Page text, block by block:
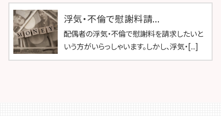
浮気・不倫で慰謝料請...
配偶者の浮気・不倫で慰謝料を請求したいと
いう方がいらっしゃいます。しかし、浮気・[...]